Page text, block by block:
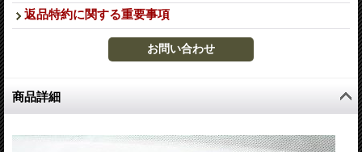
返品特約に関する重要事項
商品詳細